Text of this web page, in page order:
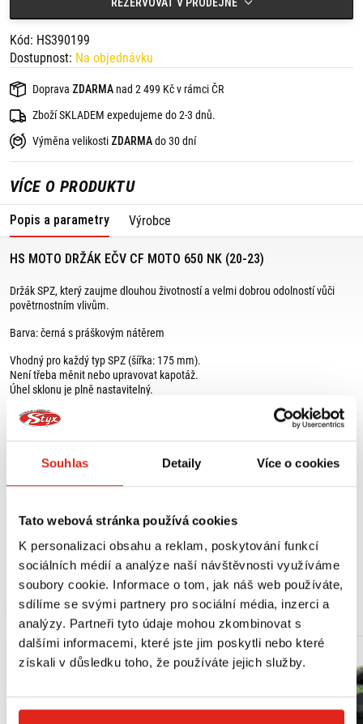
Souhlas Detaily Více o cookies
Tato webová stránka používá cookies
K personalizaci obsahu a reklam, poskytování funkcí
sociálních médií a analýze naší návštěvnosti využíváme
soubory cookie. Informace o tom, jak náš web používáte,
sdílíme se svými partnery pro sociální média, inzerci a
analýzy. Partneři tyto údaje mohou zkombinovat s
dalšími informacemi, které jste jim poskytli nebo které
získali v důsledku toho, že používáte jejich služby.
CF Moto 650 NK (20-23)
Kód: HS390199
Dostupnost: Na objednávku
Doprava ZDARMA nad 2 499 Kč v rámci ČR
Zboží SKLADEM expedujeme do 2-3 dnů.
Výměna velikosti ZDARMAdo 30 dní
VÍCE O PRODUKTU
Popis a parametry Výrobce
HS MOTO DRŽÁK EČV CF MOTO 650 NK (20-23)
Držák SPZ, který zaujme dlouhou životností a velmi dobrou odolností vůči
povětrnostním vlivům.
Barva: černá s práškovým nátěrem
Vhodný pro každý typ SPZ (šířka: 175 mm).
Není třeba měnit nebo upravovat kapotáž.
Úhel sklonu je plně nastavitelný.
Velmi dobře padnoucí, sportovní vzhled.
1 x držák poznávací značky včetně montážní sady,
1 x držák odrazky.
Vhodné pro:
CF Moto 650 NK (20-23)
MOHLO BY SE VÁM LÍBIT